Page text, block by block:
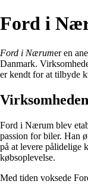
Ford i
Ford i Nærumer en
Danmark.
er kendt for at tilbyde
Ford i Nærum blev
passion for biler. Han
på at levere pålidelige
købsoplevelse.
Med tiden voksede